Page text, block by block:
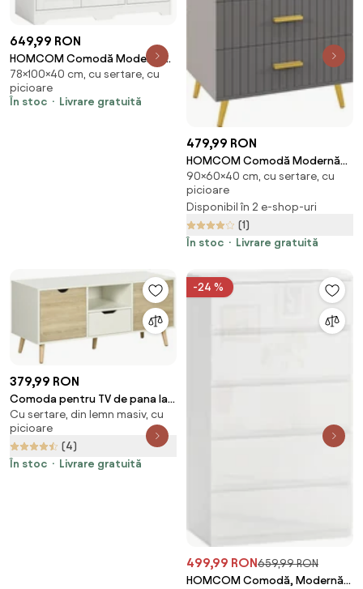
649,99 RON
HOMCOM Comodă Modernă
din Lemn cu 2 Sertare și 2
Dulapuri, 100x40x78 cm, Alb și
Culoare Lemn | Aosom Romania
78×100×40 cm, cu sertare, cu
picioare
În stoc
Livrare gratuită
479,99 RON
HOMCOM Comodă Modernă
cu 4 Sertare, Unitate Sertar
Depozitare cu Picioare din
Aluminiu, 60x40x90 cm, Gri
Închis
90×60×40 cm, cu sertare, cu
picioare
Disponibil în 2 e-shop-uri
(1)
În stoc
Livrare gratuită
379,99 RON
Comoda pentru TV de pana la
50 inch HOMCOM cu dulapuri si
sertare, natural | Aosom
Romania
Cu sertare, din lemn masiv, cu
picioare
(4)
În stoc
Livrare gratuită
-24 %
499,99 RON 659,99 RON
HOMCOM Comodă, Modernă